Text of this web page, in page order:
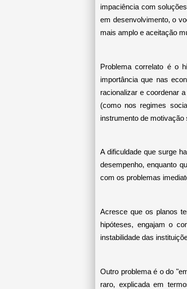
impaciência com
em desenvolvimento, o
mais amplo e aceitação
Problema correlato é o
importância que nas
racionalizar e coordenar
(como nos regimes
instrumento de motivação
A dificuldade que surge
desempenho, enquanto
com os problemas
Acresce que os planos
hipóteses, engajam o
instabilidade das
Outro problema é o do
raro, explicada em